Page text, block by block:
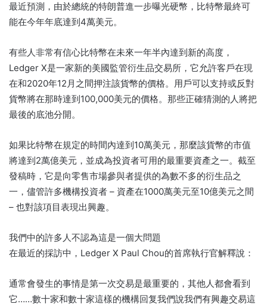
最近預測，由於總統的特朗普進一步曝光硬幣，比特幣最終可
能在今年年底達到4萬美元。
有些人非常有信心比特幣在未來一年半內達到新的高度，
Ledger X是一家新的美國監管衍生品交易所，它允許客戶在現
在和2020年12月之間押注該貨幣的價格。用戶可以支持或反對
貨幣將在那時達到100,000美元的價格。那些正確猜測的人將把
最後的底池分開。
如果比特幣在規定的時間內達到10萬美元，那麼該貨幣的市值
將達到2萬億美元，並成為投資者可用的最重要資產之一。截至
發稿時，它是向零售市場參與者提供的為數不多的衍生品之
一，儘管許多機構投資者 – 資產在1000萬美元至10億美元之間
– 也對該項目表現出興趣。
我們中的許多人不認為這是一個大問題
在最近的採訪中，Ledger X Paul Chou的首席執行官解釋說：
通常會發生的事情是第一次交易是最重要的，其他人都會看到
它……數十家和數十家這樣的機構回复我們說我們有興趣交易這